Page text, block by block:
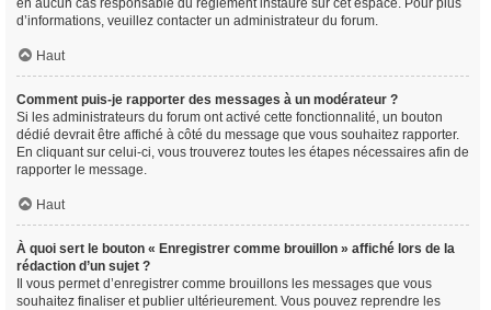
en aucun cas responsable du règlement instauré sur cet espace. Pour plus
d’informations, veuillez contacter un administrateur du forum.
Haut
Comment puis-je rapporter des messages à un modérateur ?
Si les administrateurs du forum ont activé cette fonctionnalité, un bouton
dédié devrait être affiché à côté du message que vous souhaitez rapporter.
En cliquant sur celui-ci, vous trouverez toutes les étapes nécessaires afin de
rapporter le message.
Haut
À quoi sert le bouton « Enregistrer comme brouillon » affiché lors de la
rédaction d’un sujet ?
Il vous permet d’enregistrer comme brouillons les messages que vous
souhaitez finaliser et publier ultérieurement. Vous pouvez reprendre les